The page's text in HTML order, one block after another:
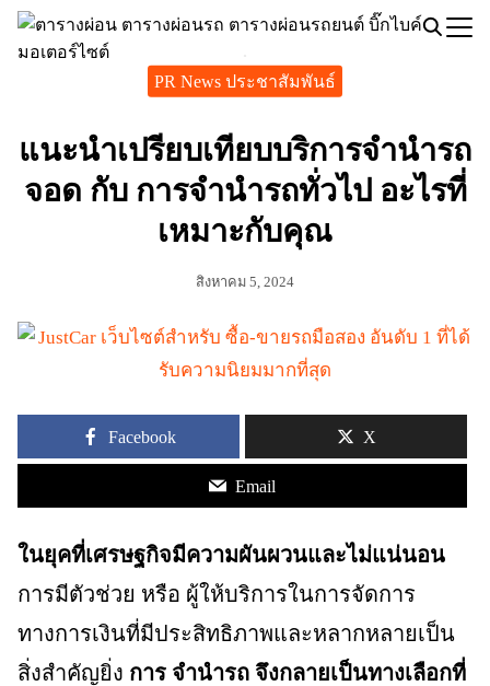
Skip
Search
PR News ประชาสัมพันธ์
แนะนำเปรียบเทียบบริการจำนำรถ
จอด กับ การจำนำรถทั่วไป อะไรที่
เหมาะกับคุณ
สิงหาคม 5, 2024
Facebook X
Email
ในยุคที่เศรษฐกิจมีความผันผวนและไม่แน่นอน
การมีตัวช่วย หรือ ผู้ให้บริการในการจัดการ
ทางการเงินที่มีประสิทธิภาพและหลากหลายเป็น
สิ่งสำคัญยิ่ง การ จำนำรถ จึงกลายเป็นทางเลือกที่